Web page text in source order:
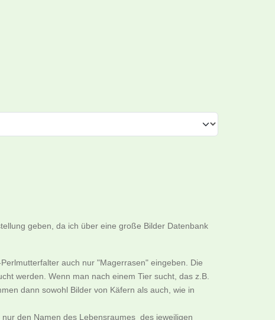
geben, da ich über eine große Bilder Datenbank
auch nur "Magerrasen" eingeben. Die
werden. Wenn man nach einem Tier sucht, das z.B.
dann sowohl Bilder von Käfern als auch, wie in
den Namen des Lebensraumes des jeweiligen